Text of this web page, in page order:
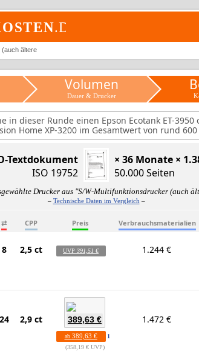
ältere
Volumen
Dauer & Drucker
in dieser Runde einen Epson Ecotank ET-3950
Home XP-3200 im Gesamtwert von rund 600
Textdokument
ISO 19752
× 36 Monate ×
50.000 Seiten
Drucker aus "S/W-Multifunktionsdrucker (auch
– Technische Daten im Vergleich –
⇄ CPP Preis Verbrauchsmaterialien
8 2,5 ct UVP 391,51 € 1.244 €
24 2,9 ct 389,63 €
ab 389,63 €
1
358,19 € UVP
1.472 €